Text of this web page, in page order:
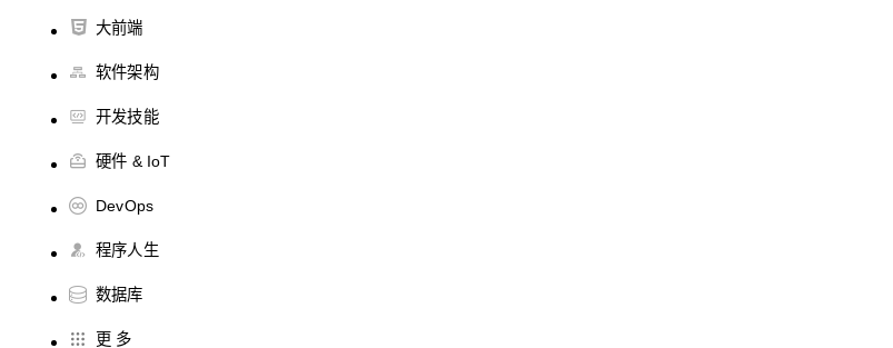
大前端
软件架构
开发技能
硬件 & IoT
DevOps
程序人生
数据库
更 多